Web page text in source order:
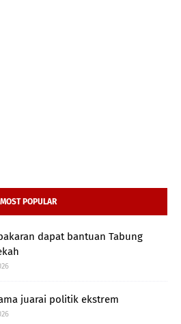
MOST POPULAR
dapat bantuan Tabung
juarai politik ekstrem